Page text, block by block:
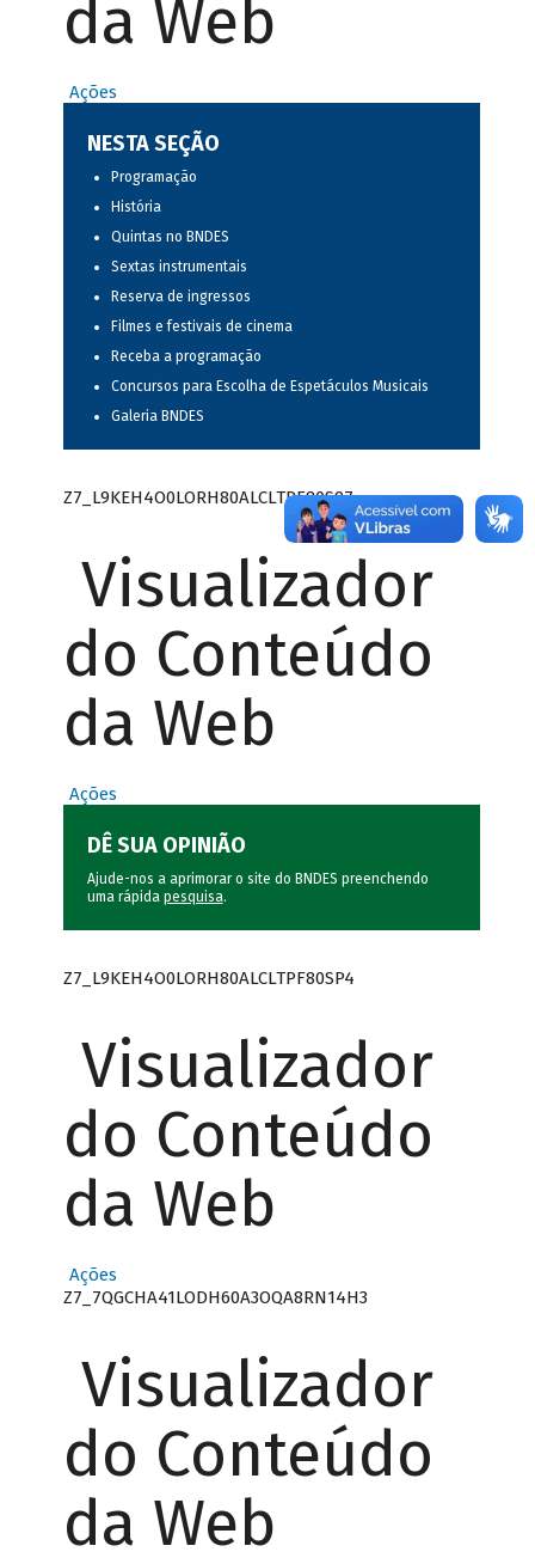
da Web
Ações
NESTA SEÇÃO
Programação
História
Quintas no BNDES
Sextas instrumentais
Reserva de ingressos
Filmes e festivais de cinema
Receba a programação
Concursos para Escolha de Espetáculos Musicais
Galeria BNDES
Z7_L9KEH4O0LORH80ALCLTPF80S97
Visualizador
do Conteúdo
da Web
Ações
DÊ SUA OPINIÃO
Ajude-nos a aprimorar o site do BNDES preenchendo
uma rápida pesquisa.
Z7_L9KEH4O0LORH80ALCLTPF80SP4
Visualizador
do Conteúdo
da Web
Ações
Z7_7QGCHA41LODH60A3OQA8RN14H3
Visualizador
do Conteúdo
da Web